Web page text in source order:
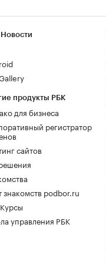
продукты РБК
для бизнеса
регистратор
сайтов
знакомств podbor.ru
управления РБК